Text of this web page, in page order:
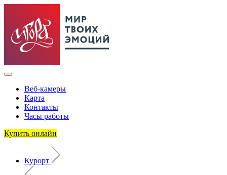
Веб-камеры
Карта
Контакты
Часы работы
Купить онлайн
Курорт